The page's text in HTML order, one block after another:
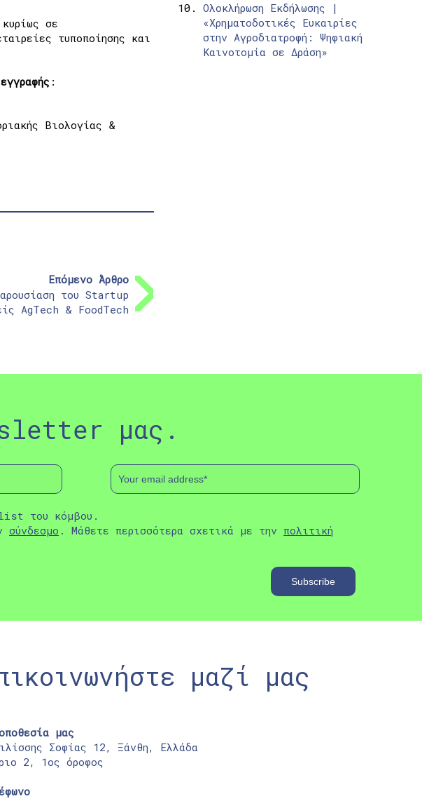
σε
τυποποίησης και
:
Βιολογίας &
Επόμενο Άρθρο
του Startup
AgTech & FoodTech
Ολοκλήρωση Εκδήλωσης |
«Χρηματοδοτικές Ευκαιρίες
στην Αγροδιατροφή: Ψηφιακή
Καινοτομία σε Δράση»
μας.
του κόμβου.
σύνδεσμο . Μάθετε περισσότερα σχετικά με την πολιτική
μαζί μας
μας
Σοφίας 12, Ξάνθη, Ελλάδα
2, 1ος όροφος